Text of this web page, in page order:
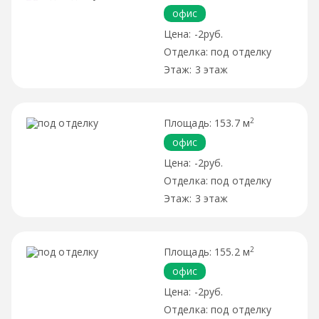
офис
-2руб.
под отделку
3 этаж
153.7 м2
офис
-2руб.
под отделку
3 этаж
155.2 м2
офис
-2руб.
под отделку